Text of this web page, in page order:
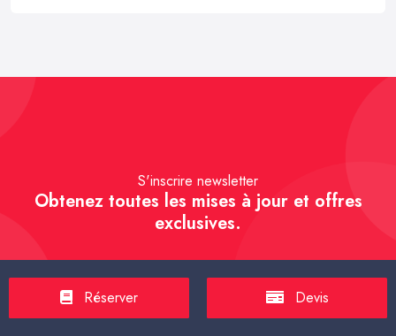
S'inscrire newsletter
Obtenez toutes les mises à jour et offres
exclusives.
S'inscrire
Réserver Devis